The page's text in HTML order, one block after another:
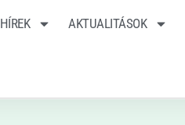
HÍREK AKTUALITÁSOK